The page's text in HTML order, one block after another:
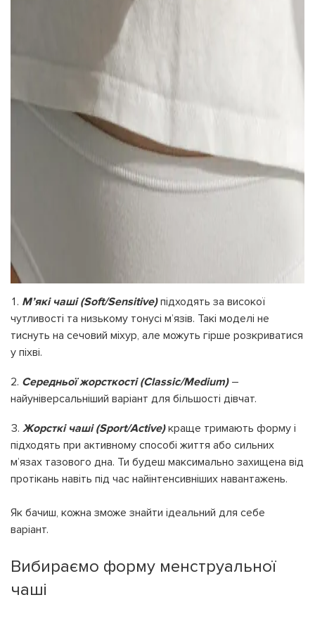
М’які чаші (Soft/Sensitive)підходять за високої
чутливості та низькому тонусі м’язів. Такі моделі не
тиснуть на сечовий міхур, але можуть гірше розкриватися
у піхві.
Середньої жорсткості (Classic/Medium)–
найуніверсальніший варіант для більшості дівчат.
Жорсткі чаші (Sport/Active)краще тримають форму і
підходять при активному способі життя або сильних
м’язах тазового дна. Ти будеш максимально захищена від
протікань навіть під час найінтенсивніших навантажень.
Як бачиш, кожна зможе знайти ідеальний для себе
варіант.
Вибираємо форму менструальної
чаші